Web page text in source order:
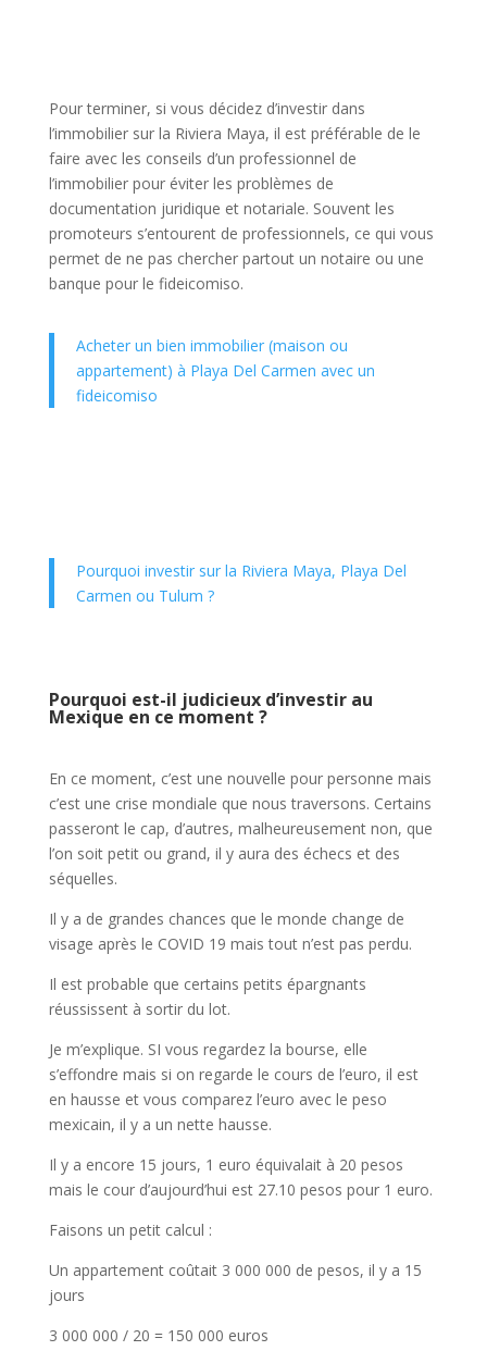
Pour terminer, si vous décidez d’investir dans
l’immobilier sur la Riviera Maya, il est préférable de le
faire avec les conseils d’un professionnel de
l’immobilier pour éviter les problèmes de
documentation juridique et notariale. Souvent les
promoteurs s’entourent de professionnels, ce qui vous
permet de ne pas chercher partout un notaire ou une
banque pour le fideicomiso.
Acheter un bien immobilier (maison ou
appartement) à Playa Del Carmen avec un
fideicomiso
Pourquoi investir sur la Riviera Maya, Playa Del
Carmen ou Tulum ?
Pourquoi est-il judicieux d’investir au
Mexique en ce moment ?
En ce moment, c’est une nouvelle pour personne mais
c’est une crise mondiale que nous traversons. Certains
passeront le cap, d’autres, malheureusement non, que
l’on soit petit ou grand, il y aura des échecs et des
séquelles.
Il y a de grandes chances que le monde change de
visage après le COVID 19 mais tout n’est pas perdu.
Il est probable que certains petits épargnants
réussissent à sortir du lot.
Je m’explique. SI vous regardez la bourse, elle
s’effondre mais si on regarde le cours de l’euro, il est
en hausse et vous comparez l’euro avec le peso
mexicain, il y a un nette hausse.
Il y a encore 15 jours, 1 euro équivalait à 20 pesos
mais le cour d’aujourd’hui est 27.10 pesos pour 1 euro.
Faisons un petit calcul :
Un appartement coûtait 3 000 000 de pesos, il y a 15
jours
3 000 000 / 20 = 150 000 euros